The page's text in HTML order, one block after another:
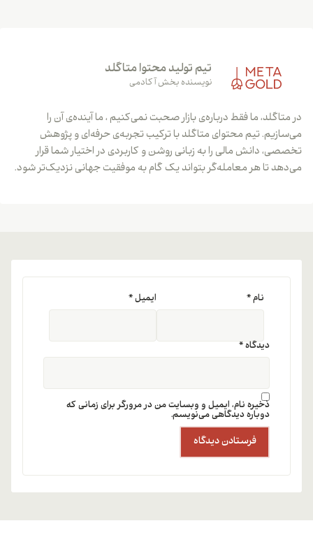
تیم تولید محتوا متاگلد
نویسنده بخش آکادمی
در متاگلد، ما فقط درباره‌ی بازار صحبت نمی‌کنیم ، ما آینده‌ی آن را
می‌سازیم. تیم محتوای متاگلد با ترکیب تجربه‌ی حرفه‌ای و پژوهش
تخصصی، دانش مالی را به زبانی روشن و کاربردی در اختیار شما قرار
می‌دهد تا هر معامله‌گر بتواند یک گام به موفقیت جهانی نزدیک‌تر شود.
دیدگاه*
نام* ایمیل*
ذخیره نام، ایمیل و وبسایت من در مرورگر برای زمانی که
دوباره دیدگاهی می‌نویسم.